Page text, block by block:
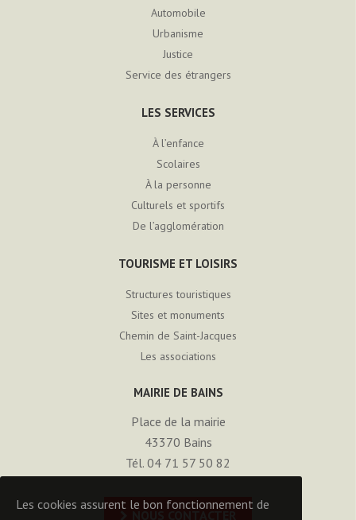
Automobile
Urbanisme
Justice
Service des étrangers
LES SERVICES
À l’enfance
Scolaires
À la personne
Culturels et sportifs
De l’agglomération
TOURISME ET LOISIRS
Structures touristiques
Sites et monuments
Chemin de Saint-Jacques
Les associations
MAIRIE DE BAINS
Place de la mairie
43370 Bains
Tél. 04 71 57 50 82
Les cookies assurent le bon fonctionnement de